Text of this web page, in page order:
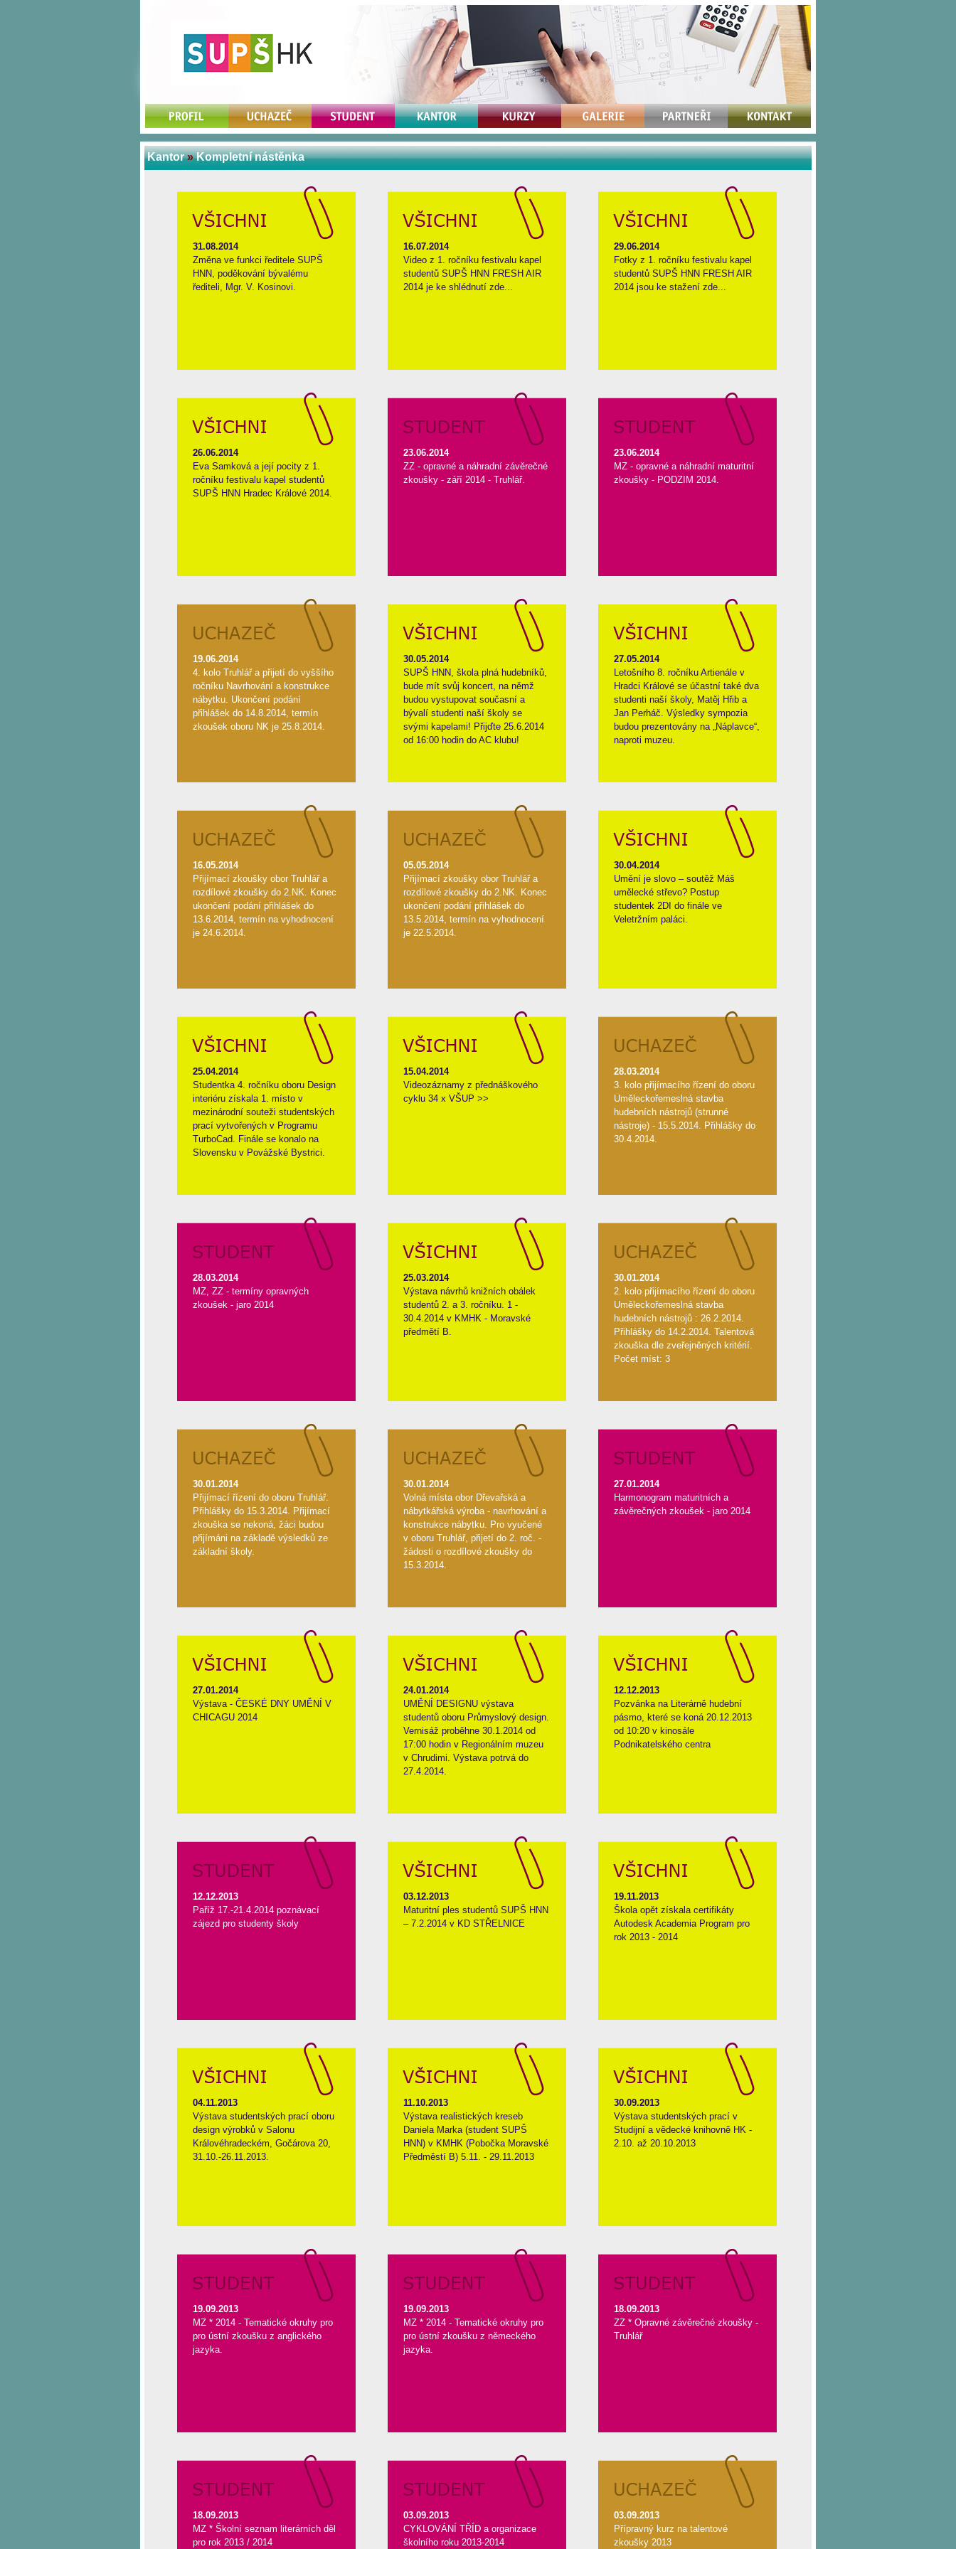
Kantor»Kompletní nástěnka
31.08.2014
Změna ve funkci ředitele SUPŠ
HNN, poděkování bývalému
řediteli, Mgr. V. Kosinovi.
16.07.2014
Video z 1. ročníku festivalu kapel
studentů SUPŠ HNN FRESH AIR
2014 je ke shlédnutí zde...
29.06.2014
Fotky z 1. ročníku festivalu kapel
studentů SUPŠ HNN FRESH AIR
2014 jsou ke stažení zde...
26.06.2014
Eva Samková a její pocity z 1.
ročníku festivalu kapel studentů
SUPŠ HNN Hradec Králové 2014.
23.06.2014
ZZ - opravné a náhradní závěrečné
zkoušky - září 2014 - Truhlář.
23.06.2014
MZ - opravné a náhradní maturitní
zkoušky - PODZIM 2014.
19.06.2014
4. kolo Truhlář a přijetí do vyššího
ročníku Navrhování a konstrukce
nábytku. Ukončení podání
přihlášek do 14.8.2014, termín
zkoušek oboru NK je 25.8.2014.
30.05.2014
SUPŠ HNN, škola plná hudebníků,
bude mít svůj koncert, na němž
budou vystupovat současní a
bývalí studenti naší školy se
svými kapelami! Přijďte 25.6.2014
od 16:00 hodin do AC klubu!
27.05.2014
Letošního 8. ročníku Artienále v
Hradci Králové se účastní také dva
studenti naší školy, Matěj Hřib a
Jan Perháč. Výsledky sympozia
budou prezentovány na „Náplavce“,
naproti muzeu.
16.05.2014
Přijímací zkoušky obor Truhlář a
rozdílové zkoušky do 2.NK. Konec
ukončení podání přihlášek do
13.6.2014, termín na vyhodnocení
je 24.6.2014.
05.05.2014
Přijímací zkoušky obor Truhlář a
rozdílové zkoušky do 2.NK. Konec
ukončení podání přihlášek do
13.5.2014, termín na vyhodnocení
je 22.5.2014.
30.04.2014
Umění je slovo – soutěž Máš
umělecké střevo? Postup
studentek 2DI do finále ve
Veletržním paláci.
25.04.2014
Studentka 4. ročníku oboru Design
interiéru získala 1. místo v
mezinárodní souteži studentských
prací vytvořených v Programu
TurboCad. Finále se konalo na
Slovensku v Povážské Bystrici.
15.04.2014
Videozáznamy z přednáškového
cyklu 34 x VŠUP >>
28.03.2014
3. kolo přijímacího řízení do oboru
Uměleckořemeslná stavba
hudebních nástrojů (strunné
nástroje) - 15.5.2014. Přihlášky do
30.4.2014.
28.03.2014
MZ, ZZ - termíny opravných
zkoušek - jaro 2014
25.03.2014
Výstava návrhů knižních obálek
studentů 2. a 3. ročníku. 1 -
30.4.2014 v KMHK - Moravské
předmětí B.
30.01.2014
2. kolo přijímacího řízení do oboru
Uměleckořemeslná stavba
hudebních nástrojů : 26.2.2014.
Přihlášky do 14.2.2014. Talentová
zkouška dle zveřejněných kritérií.
Počet míst: 3
30.01.2014
Přijímací řízení do oboru Truhlář.
Přihlášky do 15.3.2014. Přijímací
zkouška se nekoná, žáci budou
přijímáni na základě výsledků ze
základní školy.
30.01.2014
Volná místa obor Dřevařská a
nábytkářská výroba - navrhování a
konstrukce nábytku. Pro vyučené
v oboru Truhlář, přijetí do 2. roč. -
žádosti o rozdílové zkoušky do
15.3.2014.
27.01.2014
Harmonogram maturitních a
závěrečných zkoušek - jaro 2014
27.01.2014
Výstava - ČESKÉ DNY UMĚNÍ V
CHICAGU 2014
24.01.2014
UMĚNÍ DESIGNU výstava
studentů oboru Průmyslový design.
Vernisáž proběhne 30.1.2014 od
17:00 hodin v Regionálním muzeu
v Chrudimi. Výstava potrvá do
27.4.2014.
12.12.2013
Pozvánka na Literárně hudební
pásmo, které se koná 20.12.2013
od 10:20 v kinosále
Podnikatelského centra
12.12.2013
Paříž 17.-21.4.2014 poznávací
zájezd pro studenty školy
03.12.2013
Maturitní ples studentů SUPŠ HNN
– 7.2.2014 v KD STŘELNICE
19.11.2013
Škola opět získala certifikáty
Autodesk Academia Program pro
rok 2013 - 2014
04.11.2013
Výstava studentských prací oboru
design výrobků v Salonu
Královéhradeckém, Gočárova 20,
31.10.-26.11.2013.
11.10.2013
Výstava realistických kreseb
Daniela Marka (student SUPŠ
HNN) v KMHK (Pobočka Moravské
Předměstí B) 5.11. - 29.11.2013
30.09.2013
Výstava studentských prací v
Studijní a vědecké knihovně HK -
2.10. až 20.10.2013
19.09.2013
MZ * 2014 - Tematické okruhy pro
pro ústní zkoušku z anglického
jazyka.
19.09.2013
MZ * 2014 - Tematické okruhy pro
pro ústní zkoušku z německého
jazyka.
18.09.2013
ZZ * Opravné závěrečné zkoušky -
Truhlář
18.09.2013
MZ * Školní seznam literárních děl
pro rok 2013 / 2014
03.09.2013
CYKLOVÁNÍ TŘÍD a organizace
školního roku 2013-2014
03.09.2013
Přípravný kurz na talentové
zkoušky 2013